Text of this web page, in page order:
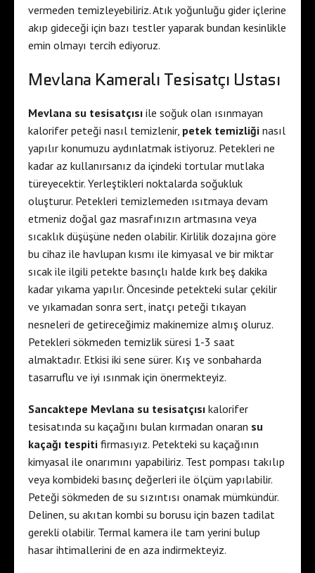
vermeden temizleyebiliriz. Atık yoğunluğu gider içlerine
akıp gideceği için bazı testler yaparak bundan kesinlikle
emin olmayı tercih ediyoruz.
Mevlana Kameralı Tesisatçı Ustası
Mevlana su tesisatçısı ile soğuk olan ısınmayan
kalorifer peteği nasıl temizlenir, petek temizliği nasıl
yapılır konumuzu aydınlatmak istiyoruz. Petekleri ne
kadar az kullanırsanız da içindeki tortular mutlaka
türeyecektir. Yerleştikleri noktalarda soğukluk
oluşturur. Petekleri temizlemeden ısıtmaya devam
etmeniz doğal gaz masrafınızın artmasına veya
sıcaklık düşüşüne neden olabilir. Kirlilik dozajına göre
bu cihaz ile havlupan kısmı ile kimyasal ve bir miktar
sıcak ile ilgili petekte basınçlı halde kırk beş dakika
kadar yıkama yapılır. Öncesinde petekteki sular çekilir
ve yıkamadan sonra sert, inatçı peteği tıkayan
nesneleri de getireceğimiz makinemize almış oluruz.
Petekleri sökmeden temizlik süresi 1-3 saat
almaktadır. Etkisi iki sene sürer. Kış ve sonbaharda
tasarruflu ve iyi ısınmak için önermekteyiz.
Sancaktepe Mevlana su tesisatçısı kalorifer
tesisatında su kaçağını bulan kırmadan onaran su
kaçağı tespiti firmasıyız. Petekteki su kaçağının
kimyasal ile onarımını yapabiliriz. Test pompası takılıp
veya kombideki basınç değerleri ile ölçüm yapılabilir.
Peteği sökmeden de su sızıntısı onamak mümkündür.
Delinen, su akıtan kombi su borusu için bazen tadilat
gerekli olabilir. Termal kamera ile tam yerini bulup
hasar ihtimallerini de en aza indirmekteyiz.